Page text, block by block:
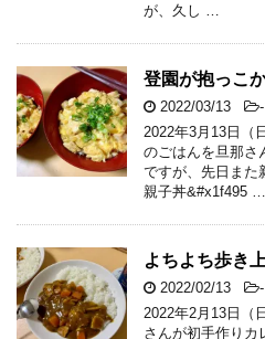
が、久し …
登園が抱っこ
2022/03/13 -
2022年3月13日（
のごはんを旦那さ
ですが、先日また
親子丼&#x1f495 …
よちよち歩き
2022/02/13 -
2022年2月13日（
さんが初手作りカ